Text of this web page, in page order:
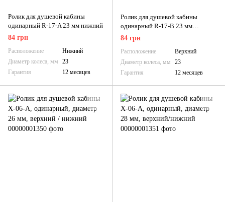
Ролик для душевой кабины
одинарный R-17-A 23 мм нижний
84 грн
Расположение
Нижний
Диаметр колеса, мм
23
Гарантия
12 месяцев
Ролик для душевой кабины
одинарный R-17-B 23 мм
верхний
84 грн
Расположение
Верхний
Диаметр колеса, мм
23
Гарантия
12 месяцев